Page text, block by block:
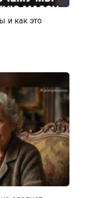
как это